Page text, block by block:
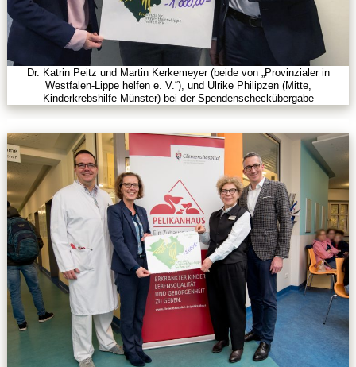
Dr. Katrin Peitz und Martin Kerkemeyer (beide von „Provinzialer in
Westfalen-Lippe helfen e. V.“), und Ulrike Philipzen (Mitte,
Kinderkrebshilfe Münster) bei der Spendenscheckübergabe